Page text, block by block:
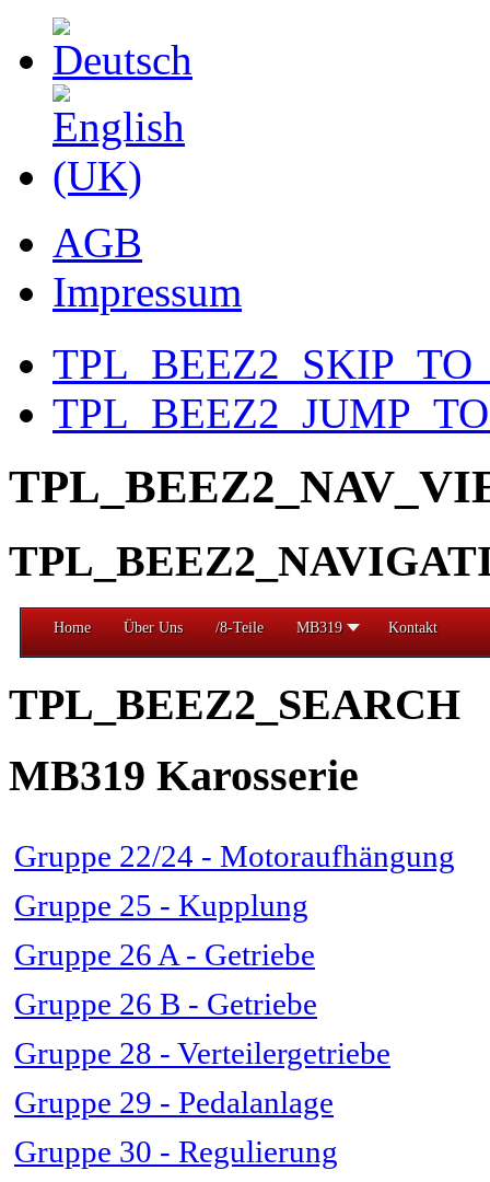
AGB
Impressum
Home Über Uns /8-Teile MB319 Kontakt
TPL_BEEZ2_SEARCH
MB319 Karosserie
Gruppe 22/24 - Motoraufhängung
Gruppe 25 - Kupplung
Gruppe 26 A - Getriebe
Gruppe 26 B - Getriebe
Gruppe 28 - Verteilergetriebe
Gruppe 29 - Pedalanlage
Gruppe 30 - Regulierung